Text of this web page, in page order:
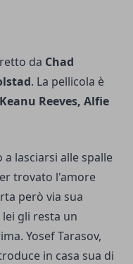
da Chad
. La pellicola è
Reeves, Alfie
a lasciarsi alle spalle
trovato l'amore
però via sua
gli resta un
Yosef Tarasov,
in casa sua di